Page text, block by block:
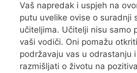
Vaš napredak i uspjeh na
putu uvelike ovise o suradnji
učiteljima. Učitelji nisu samo
vaši vodiči. Oni pomažu
podržavaju vas u odrastanju
razmišljati o životu na